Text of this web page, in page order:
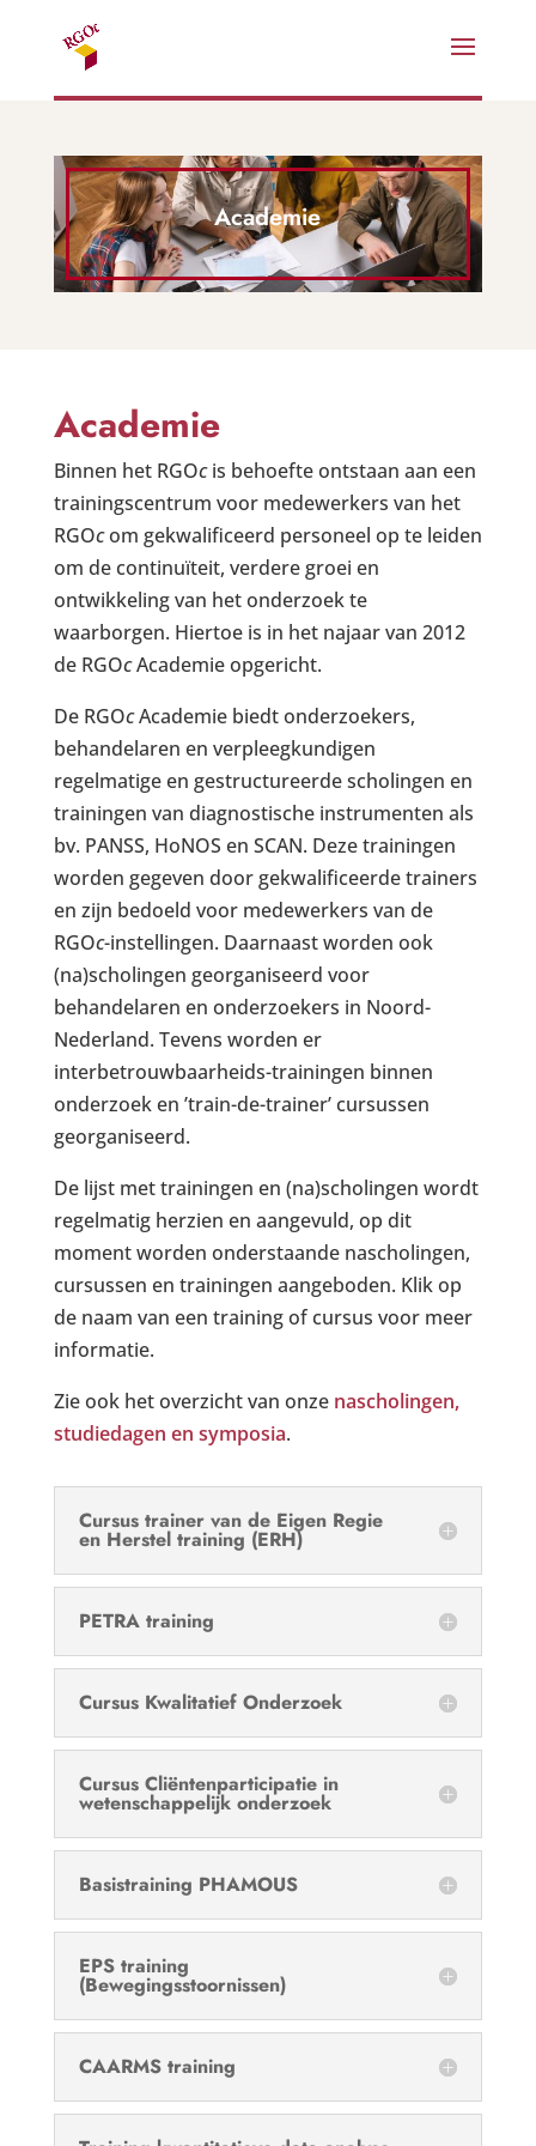
Academie
Academie
Binnen het RGOcis behoefte ontstaan aan een
trainingscentrum voor medewerkers van het
RGOcom gekwalificeerd personeel op te leiden
om de continuïteit, verdere groei en
ontwikkeling van het onderzoek te
waarborgen. Hiertoe is in het najaar van 2012
de RGOcAcademie opgericht.
De RGOcAcademie biedt onderzoekers,
behandelaren en verpleegkundigen
regelmatige en gestructureerde scholingen en
trainingen van diagnostische instrumenten als
bv. PANSS, HoNOS en SCAN. Deze trainingen
worden gegeven door gekwalificeerde trainers
en zijn bedoeld voor medewerkers van de
RGOc-instellingen. Daarnaast worden ook
(na)scholingen georganiseerd voor
behandelaren en onderzoekers in Noord-
Nederland. Tevens worden er
interbetrouwbaarheids-trainingen binnen
onderzoek en ’train-de-trainer’ cursussen
georganiseerd.
De lijst met trainingen en (na)scholingen wordt
regelmatig herzien en aangevuld, op dit
moment worden onderstaande nascholingen,
cursussen en trainingen aangeboden. Klik op
de naam van een training of cursus voor meer
informatie.
Zie ook het overzicht van onze nascholingen,
studiedagen en symposia.
Cursus trainer van de Eigen Regie
en Herstel training (ERH)
PETRA training
Cursus Kwalitatief Onderzoek
Cursus Cliëntenparticipatie in
wetenschappelijk onderzoek
Basistraining PHAMOUS
EPS training
(Bewegingsstoornissen)
CAARMS training